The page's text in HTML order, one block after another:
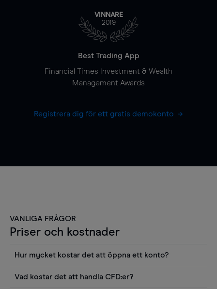
VINNARE
2019
Best Trading App
Financial Times Investment & Wealth
Management Awards
Registrera dig för ett gratis demokonto
VANLIGA FRÅGOR
Priser och kostnader
Hur mycket kostar det att öppna ett konto?
Vad kostar det att handla CFD:er?